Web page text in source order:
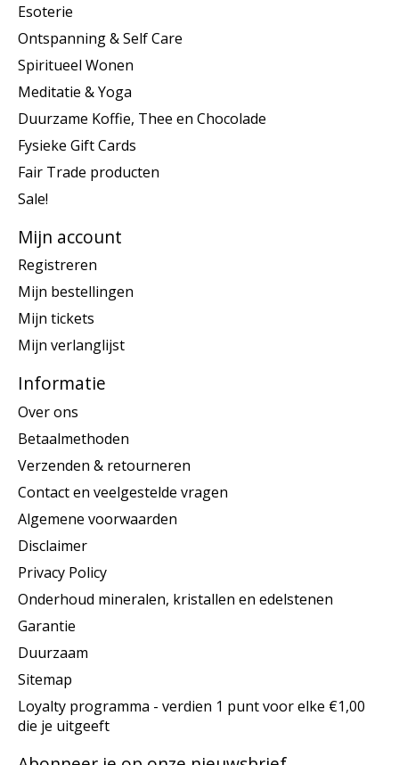
Esoterie
Ontspanning & Self Care
Spiritueel Wonen
Meditatie & Yoga
Duurzame Koffie, Thee en Chocolade
Fysieke Gift Cards
Fair Trade producten
Sale!
Mijn account
Registreren
Mijn bestellingen
Mijn tickets
Mijn verlanglijst
Informatie
Over ons
Betaalmethoden
Verzenden & retourneren
Contact en veelgestelde vragen
Algemene voorwaarden
Disclaimer
Privacy Policy
Onderhoud mineralen, kristallen en edelstenen
Garantie
Duurzaam
Sitemap
Loyalty programma - verdien 1 punt voor elke €1,00
die je uitgeeft